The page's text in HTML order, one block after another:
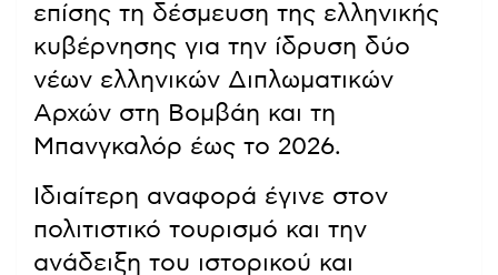
επίσης τη δέσμευση της ελληνικής
κυβέρνησης για την ίδρυση δύο
νέων ελληνικών Διπλωματικών
Αρχών στη Βομβάη και τη
Μπανγκαλόρ έως το 2026.
Ιδιαίτερη αναφορά έγινε στον
πολιτιστικό τουρισμό και την
ανάδειξη του ιστορικού και